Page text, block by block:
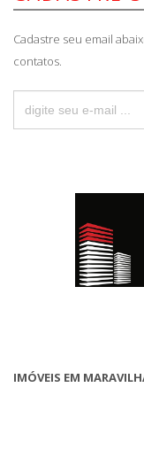
Cadastre seu email
contatos.
IMÓVEIS EM